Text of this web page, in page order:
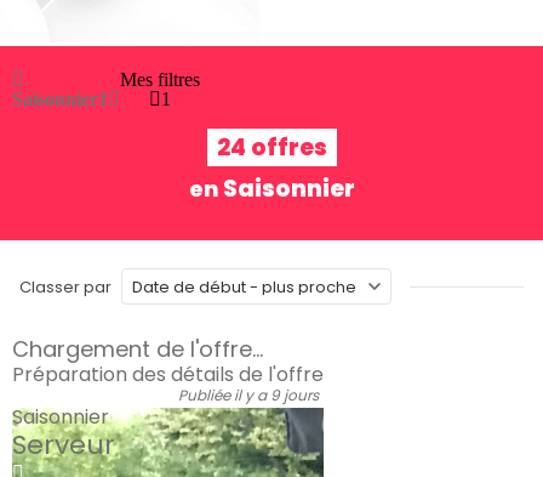
Saisonnier1
Mes filtres
1
24 offres
en Saisonnier
Classer par
Chargement de l'offre...
Préparation des détails de l'offre
Publiée il y a 9 jours
Saisonnier
Serveur